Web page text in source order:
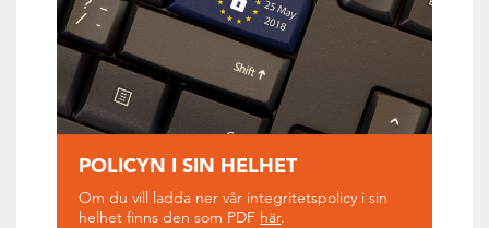
POLICYN I SIN HELHET
Om du vill ladda ner vår integritetspolicy i sin
helhet finns den som PDF här.